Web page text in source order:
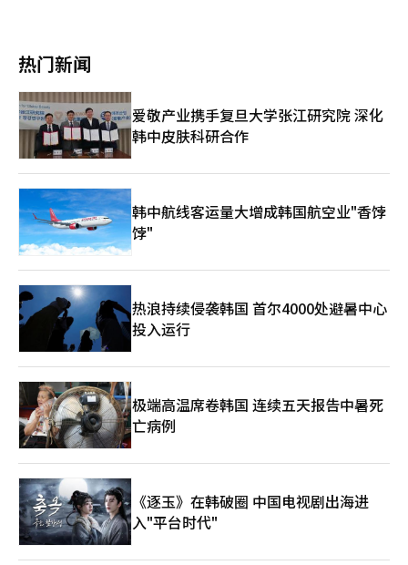
万元的全面更换，以便做出判断。”另一位网友也表示：“不应仅
仅因为是公共设施就无条件支持或反对，而应确认报价和承包商的
选择过程是否合理。” 关于游乐场的日常安全管理和设施维护费
用应由所有家庭共同承担，但像夏季水上游乐场那样产生安全员人
力成本和水电费等额外运营费用的设施，可以制定单独的标准。
基本设施的修缮和安全检查由所有家庭承担，而对特定活动或季节
性项目等使用者有限的服务则收取使用费。这是为了区分维护公共
资产的费用和使用个别服务的费用。 一些网友分析认为，此次争
论不仅仅是游乐场管理费几千元的问题，而是关于在共同住宅中应
共同承担的费用范围的冲突。 “没有孩子的家庭不支付游乐场费
用，年轻一代不支付老年活动中心费用，最终只会加剧代际冲
突”，“现在虽然不使用，但每个人在生命周期中所需的设施可能
的需求。” 相反，也有观点认为：“不能以共同体的名义为不必
要的设施运营和过度支出辩护”，“随着居民不使用的设施增多，
管理费负担也会加重，因此应定期决定设施的维护与否。” 最
终，这场争论超越了游乐场维护费由谁承担的问题，转向了如何区
分共同住宅的公共资产和个人使用权益的提问。在公寓游乐场作为
全体居民的共同资产的原则与根据实际使用程度合理调整管理费负
担的要求之间，减少居民间的冲突需要透明公开费用使用目的和计
算依据的程序。 ※ 本报道经人工智能（AI）系统翻译与编辑。
市场也在下调对韩国电力公司业绩的预期。金融信息公司FnGuide
比三个月前的13兆6375亿韩元下降27.8%。与去年7月的预期15兆
9428亿韩元相比，下降幅度达到38.3%。汉华投资证券最近将韩
国电力公司今年的营业利润预期从原来的12兆韩元下调至9兆韩
元，目标股价也从6万4000韩元下调至4万7000韩元，降幅为
26.6%。韩国电力公司第二季度的营业利润预计为2兆韩元，同比
下降6.1%。汉华投资证券研究员宋裕林表示：“近期能源价格波
动加大了业绩的不确定性”，并分析称“预计下半年将出现明显的
利润下降”。韩国电力公司计划于下月公布第二季度业绩。未来的
压力因素是，近期国际LNG价格的急剧上涨尚未反映到国内发电成
本中。东亚LNG价格指标JKM截至28日为每百万英热单位21.33美
元，比一个月前上涨34.8%。LNG现货价格经过采购、海运和通关
等环节，通常在约两个月后对国内电力市场产生影响。如果这些价
格上涨在电力和天然气需求增加的冬季反映出来，第四季度的SMP
和韩国电力公司的购电成本可能会进一步上升。这也是预计下半年
营业利润下降幅度将大于第二季度的原因。 ◆电价冻结导致财务
法立即将增加的成本反映到电价中。政府和韩国电力公司决定在第
三季度冻结基本电费、用电量电费和气候环境电费，同时维持燃料
费用调整单价与之前相同，为每千瓦时5韩元。尽管成本上升，电
力销售单价保持不变，导致韩国电力公司需要承担大部分成本增
加。韩国电力公司自2023年第三季度以来已连续11个季度实现营
业盈利，但截至今年第一季度末，其合并总负债已达206兆韩元。
去年利息费用也达到4兆3000亿韩元，日均超过100亿韩元。今年
第一季度的营业利润为3兆7842亿韩元，但当时中东国际能源价格
的上涨尚未全面反映。下半年利润的减少将不仅增加偿还借款的压
力，还可能影响到用于扩展输配电网络的资金筹集。每当国际LNG
常稳定，几乎是调查对象六个市场平均水平的两倍。 生活费用上
涨快于收入增长，必需支出侵蚀实际收入 尽管收入增加，但许多
人并未感受到生活水平的改善。29岁的职员B先生表示，今年上半
年他承担了额外的工作，收入增加了15%，但大部分收入都用于支
付上涨的交通费用。他说：“我为了增加收入而承担了额外的工
作，但目前只能维持稳定的生活和旅行爱好，并没有更宽裕。”
住在胡志明市自丁区的30岁A先生也有类似的情况。他表示，在线
业务稳定后，今年上半年家庭收入增长了20%至30%，但“整体
生活水平并没有显著变化”。他补充道：“食品价格、电费和水
费、孩子的学费都在上涨，现在的支出需要更加谨慎。” 物价压
力影响着家庭的整体状况。Sun Life的报告显示，84%的越南受访
者表示，由于通货膨胀，每月的支出变得更加困难。食品、公共事
业费用和燃料费用影响了约96%的消费者，医疗费用仍然是一个重
用从3万5000越南盾涨到了4万越南盾。”今年上半年，消费者物
价指数比去年同期上涨了4.38%。住房、电力、水、燃料和建筑材
料上涨了6.72%，是涨幅最大的，交通上涨了5.23%，食品和餐饮
服务上涨了4.79%。 贷款负担加重家庭压力，长期计划受到影响
生活费用的压力加上贷款偿还费用被认为是降低家庭实际承受能力
的因素。根据未来资产越南的统计，今年第一季度，上市银行新产
生的不良贷款约为5万3400亿越南盾，比去年第四季度增加了
23.2%。新不良贷款的增加出现在贷款利率上升的背景下。 随着支
出压力加大，减少储蓄的趋势也开始显现。Sun Life的调查显示，
33%的受访者表示计划提取储蓄用于消费，这是调查市场中最高的
比例。此外，23%的人表示减少或跳过必要支出，12%的人暂停
了退休基金或养老储蓄的缴纳。 长期财务计划也受到影响。天越
证券今年发布的越南人金融健康与投资信心报告显示，越南家庭的
主要长期目标分别为医疗和子女教育，占比48%和47%。然而，
在调查对象中，只有27%的人拥有明确的长期财务计划，其余
73%的人尚未开始或未能确定目标和具体执行路径。 网民的反应
热门新闻
爱敬产业携手复旦大学张江研究院 深化
韩中皮肤科研合作
韩中航线客运量大增成韩国航空业"香饽
饽"
热浪持续侵袭韩国 首尔4000处避暑中心
投入运行
极端高温席卷韩国 连续五天报告中暑死
亡病例
《逐玉》在韩破圈 中国电视剧出海进
入"平台时代"